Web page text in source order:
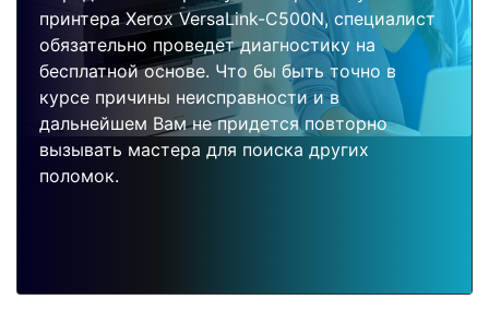
принтера Xerox VersaLink-C500N, специалист
обязательно проведет диагностику на
бесплатной основе. Что бы быть точно в
курсе причины неисправности и в
дальнейшем Вам не придется повторно
вызывать мастера для поиска других
поломок.